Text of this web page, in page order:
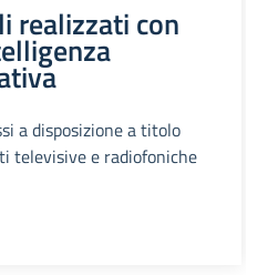
realizzati con
a disposizione a titolo
televisive e radiofoniche